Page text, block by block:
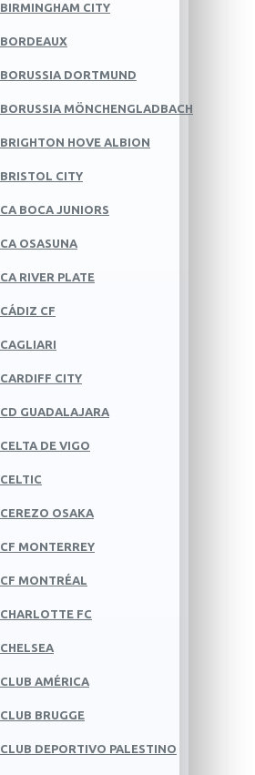
BIRMINGHAM CITY
BORDEAUX
BORUSSIA DORTMUND
BORUSSIA MÖNCHENGLADBACH
BRIGHTON HOVE ALBION
BRISTOL CITY
CA BOCA JUNIORS
CA OSASUNA
CA RIVER PLATE
CÁDIZ CF
CAGLIARI
CARDIFF CITY
CD GUADALAJARA
CELTA DE VIGO
CELTIC
CEREZO OSAKA
CF MONTERREY
CF MONTRÉAL
CHARLOTTE FC
CHELSEA
CLUB AMÉRICA
CLUB BRUGGE
CLUB DEPORTIVO PALESTINO